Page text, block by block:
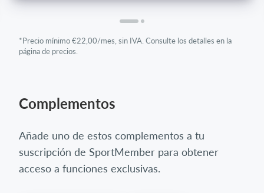
*Precio mínimo €22,00/mes, sin IVA. Consulte los detalles en la
página de precios.
Complementos
Añade uno de estos complementos a tu
suscripción de SportMember para obtener
acceso a funciones exclusivas.